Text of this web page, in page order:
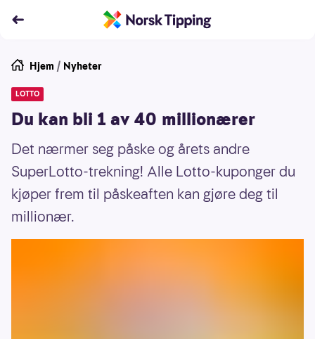
Hjem / Nyheter
LOTTO
Du kan bli 1 av 40 millionærer
Det nærmer seg påske og årets andre
SuperLotto-trekning! Alle Lotto-kuponger du
kjøper frem til påskeaften kan gjøre deg til
millionær.